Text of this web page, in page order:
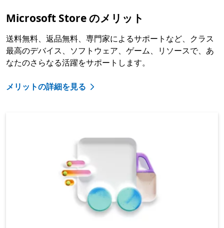
Microsoft Store のメリット
送料無料、返品無料、専門家によるサポートなど、クラス
最高のデバイス、ソフトウェア、ゲーム、リソースで、あ
なたのさらなる活躍をサポートします。
メリットの詳細を見る